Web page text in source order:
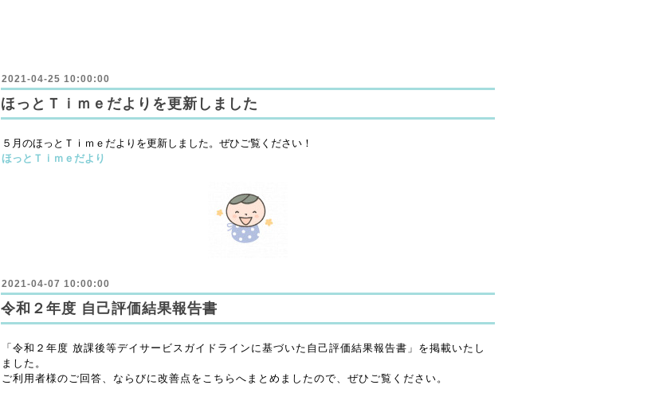
2021-04-25 10:00:00
ほっとＴｉｍｅだよりを更新しました
５月のほっとＴｉｍｅだよりを更新しました。ぜひご覧ください！
ほっとＴｉｍｅだより
2021-04-07 10:00:00
令和２年度 自己評価結果報告書
「令和２年度 放課後等デイサービスガイドラインに基づいた自己評価結果報告書」を掲載いたし
ました。
ご利用者様のご回答、ならびに改善点をこちらへまとめましたので、ぜひご覧ください。